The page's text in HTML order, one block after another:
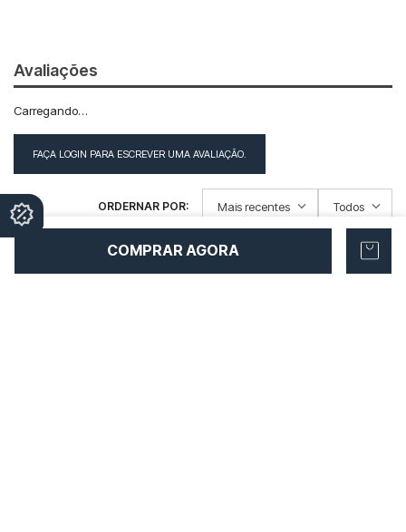
Avaliações
Carregando…
FAÇA LOGIN PARA ESCREVER UMA AVALIAÇÃO.
Mais recentes Todos
Carregando avaliações…COMPRAR AGORA